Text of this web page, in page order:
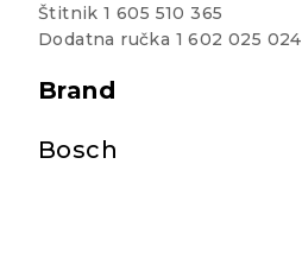
Štitnik 1 605 510 365
Dodatna ručka 1 602 025 024
Brand
Bosch